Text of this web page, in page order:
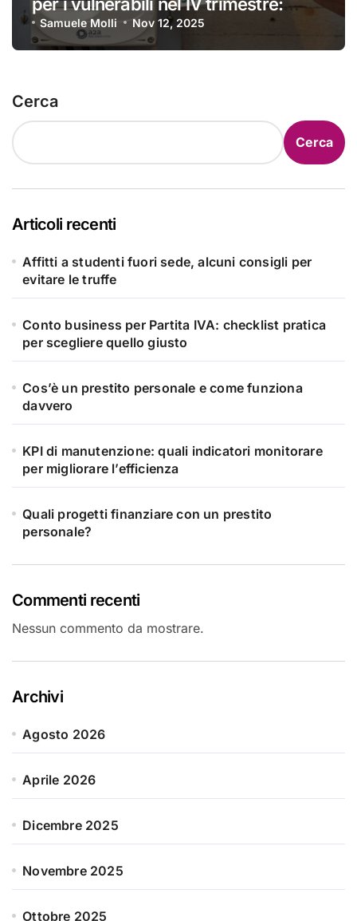
ecco a chi si applica e come
ottenerlo
Samuele Molli Nov 12, 2025
Cerca
Cerca
Articoli recenti
Affitti a studenti fuori sede, alcuni consigli per
evitare le truffe
Conto business per Partita IVA: checklist pratica
per scegliere quello giusto
Cos’è un prestito personale e come funziona
davvero
KPI di manutenzione: quali indicatori monitorare
per migliorare l’efficienza
Quali progetti finanziare con un prestito
personale?
Commenti recenti
Nessun commento da mostrare.
Archivi
Agosto 2026
Aprile 2026
Dicembre 2025
Novembre 2025
Ottobre 2025